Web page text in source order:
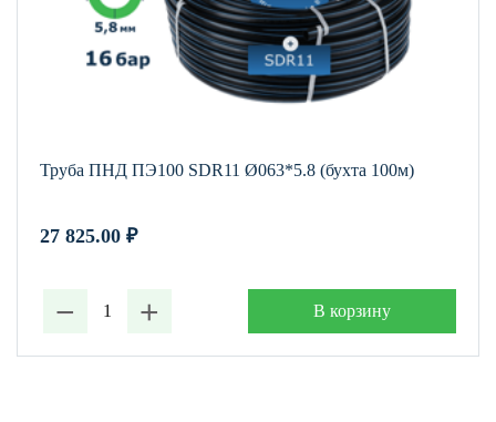
Труба ПНД ПЭ100 SDR11 Ø063*5.8 (бухта 100м)
27 825.00 ₽
− + В корзину